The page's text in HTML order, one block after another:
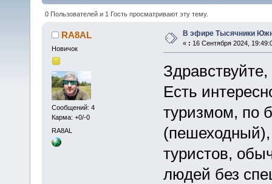
0 Пользователей и 1 Гость просматривают эту тему.
RA8AL
Новичок
Сообщений: 4
Карма: +0/-0
RA8AL
В эфире Тысячники
« : 16 Сентября 2024,
Здравствуйте,
Есть
туризмом, по
(пешеходный),
туристов,
людей без